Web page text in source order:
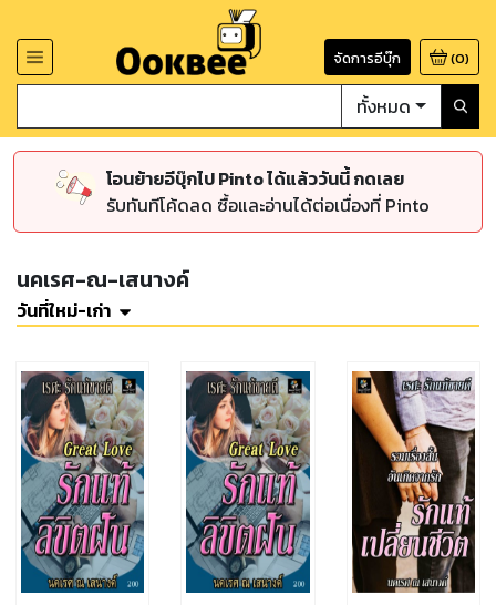
จัดการอีบุ๊ก (0)
ทั้งหมด
โอนย้ายอีบุ๊กไป Pinto ได้แล้ววันนี้ กดเลย
รับทันทีโค้ดลด ซื้อและอ่านได้ต่อเนื่องที่ Pinto
นคเรศ-ณ-เสนางค์
วันที่ใหม่-เก่า